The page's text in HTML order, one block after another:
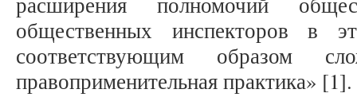
общественных инспекторов в
соответствующим образом
правоприменительная практика» [1].